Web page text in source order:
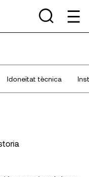
Idoneïtat tècnica